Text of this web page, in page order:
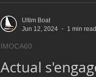
Actual
IMOCA60
Ultim Boat
Jun 12, 2024
1 min read